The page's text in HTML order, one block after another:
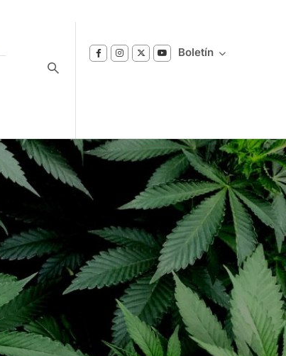
Boletín
a nuestro boletín
notificaciones sobre los temas de
que le interesan.